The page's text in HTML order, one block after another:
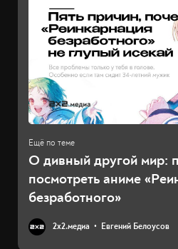
О дивный другой мир:
посмотреть аниме
безработного»
2х2.медиа Евгений Белоусов